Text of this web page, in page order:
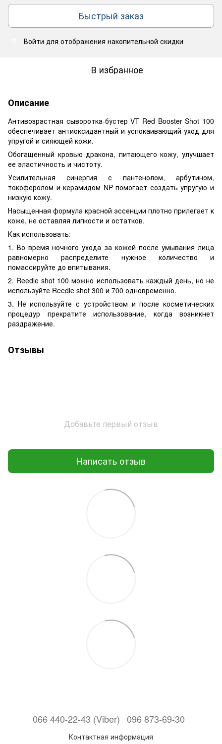
Быстрый заказ
Войти для отображения накопительной скидки
В избранное
Описание
Антивозрастная сыворотка-бустер VT Red Booster Shot 100
обеспечивает антиоксидантный и успокаивающий уход для
упругой и сияющей кожи.
Обогащенный кровью дракона, питающего кожу, улучшает
ее эластичность и чистоту.
Усилительная синергия с пантенолом, арбутином,
токоферолом и керамидом NP помогает создать упругую и
низкую кожу.
Насыщенная формула красной эссенции плотно прилегает к
коже, не оставляя липкости и остатков.
Как использовать:
1. Во время ночного ухода за кожей после умывания лица
равномерно распределите нужное количество и
помассируйте до впитывания.
2. Reedle shot 100 можно использовать каждый день, но не
используйте Reedle shot 300 и 700 одновременно.
3. Не используйте с устройством и после косметических
процедур прекратите использование, когда возникнет
раздражение.
Отзывы
Добавьте первый отзыв
Написать отзыв
066 440-22-43 (Viber) 096 873-69-30
Контактная информация